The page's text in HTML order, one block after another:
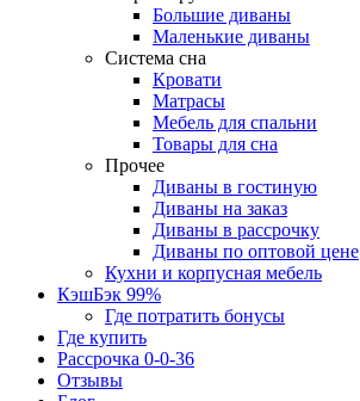
Большие диваны
Маленькие диваны
Система сна
Кровати
Матрасы
Мебель для спальни
Товары для сна
Прочее
Диваны в гостиную
Диваны на заказ
Диваны в рассрочку
Диваны по оптовой цене
Кухни и корпусная мебель
КэшБэк 99%
Где потратить бонусы
Где купить
Рассрочка 0-0-36
Отзывы